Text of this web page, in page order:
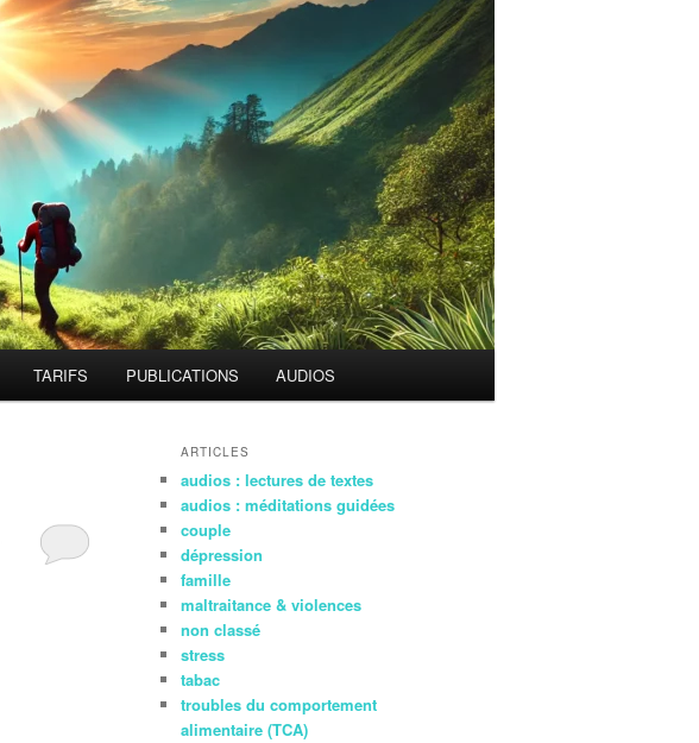
TARIFS PUBLICATIONS AUDIOS
ARTICLES
audios : lectures de textes
audios : méditations guidées
couple
dépression
famille
maltraitance & violences
non classé
stress
tabac
troubles du comportement
alimentaire (TCA)